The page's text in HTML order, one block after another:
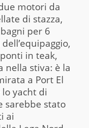
motori da
di stazza,
per 6
in teak,
nella stiva: è la
a Port El
yacht di
sarebbe stato
ai